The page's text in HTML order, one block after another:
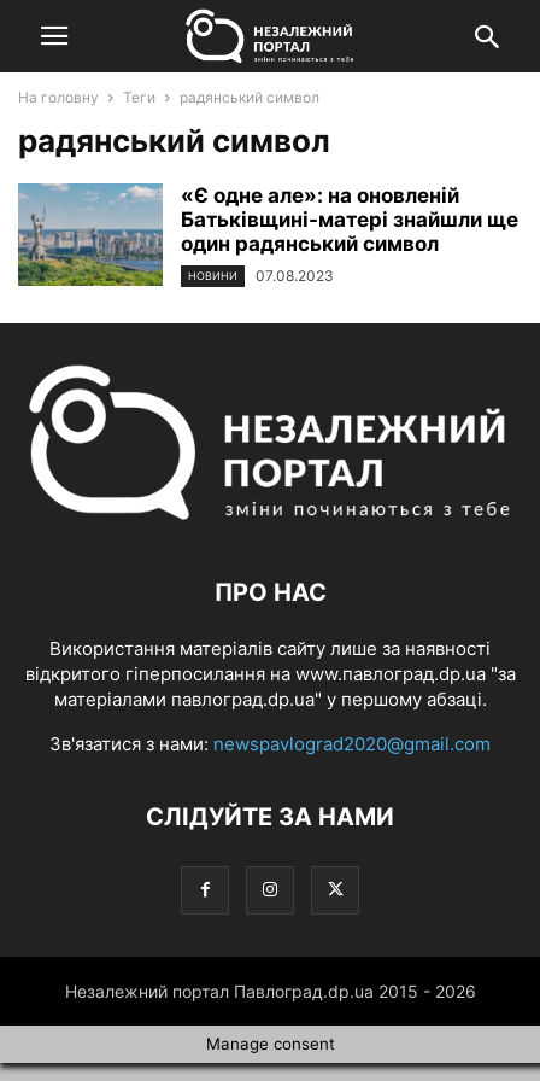
На головну Теги радянський символ
радянський символ
«Є одне але»: на оновленій
Батьківщині-матері знайшли ще
один радянський символ
НОВИНИ 07.08.2023
ПРО НАС
Використання матеріалів сайту лише за наявності
відкритого гіперпосилання на www.павлоград.dp.ua "за
матеріалами павлоград.dp.ua" у першому абзаці.
Зв'язатися з нами: newspavlograd2020@gmail.com
СЛІДУЙТЕ ЗА НАМИ
Незалежний портал Павлоград.dp.ua 2015 - 2026
Manage consent